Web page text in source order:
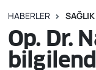
HABERLER SAĞLIK
Op. Dr.
Sağlık
Asayiş
Süper Lig
Tüm